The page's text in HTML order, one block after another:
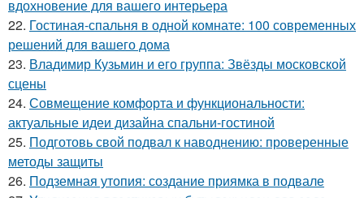
вдохновение для вашего интерьера
22. Гостиная-спальня в одной комнате: 100 современных
решений для вашего дома
23. Владимир Кузьмин и его группа: Звёзды московской
сцены
24. Совмещение комфорта и функциональности:
актуальные идеи дизайна спальни-гостиной
25. Подготовь свой подвал к наводнению: проверенные
методы защиты
26. Подземная утопия: создание приямка в подвале